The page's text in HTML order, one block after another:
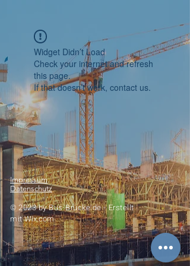
Widget Didn’t Load
Check your internet and refresh
this page.
If that doesn’t work, contact us.
Impressum
Datenschutz
© 2023 byBus-Brücke.de -Erstellt
mitWix.com